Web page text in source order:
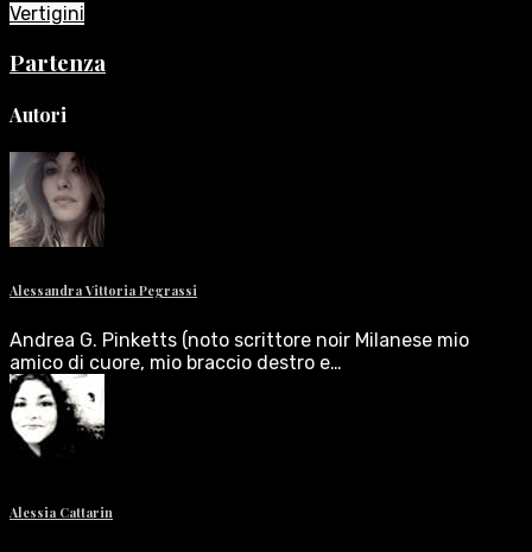
Vertigini
Partenza
Autori
Alessandra Vittoria Pegrassi
Andrea G. Pinketts (noto scrittore noir Milanese mio
amico di cuore, mio braccio destro e…
Alessia Cattarin